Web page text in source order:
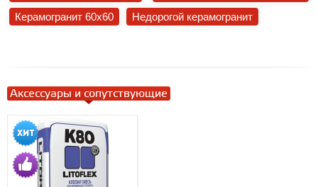
Керамогранит 60x60
Недорогой керамогранит
Аксессуары и сопутствующие